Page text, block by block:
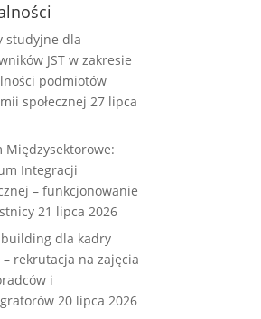
studyjne dla
JST w zakresie
podmiotów
społecznej 27 lipca
Międzysektorowe:
Integracji
– funkcjonowanie
21 lipca 2026
dla kadry
– rekrutacja na zajęcia
i
20 lipca 2026